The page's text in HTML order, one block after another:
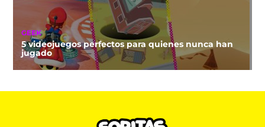
GEEK
5 videojuegos perfectos para quienes nunca han
jugado